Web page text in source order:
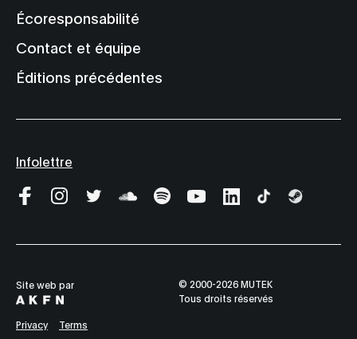
Écoresponsabilité
Contact et équipe
Éditions précédentes
Infolettre
Site web par
© 2000-2026 MUTEK
Tous droits réservés
Privacy Terms